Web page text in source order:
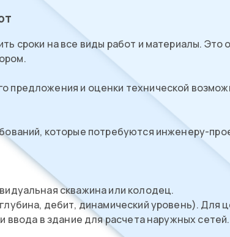
сроки на все виды работ и материалы.
предложения и оценки технической
которые потребуются инженеру-
скважина или колодец.
дебит, динамический уровень). Для
ввода в здание для расчета наружных сетей.